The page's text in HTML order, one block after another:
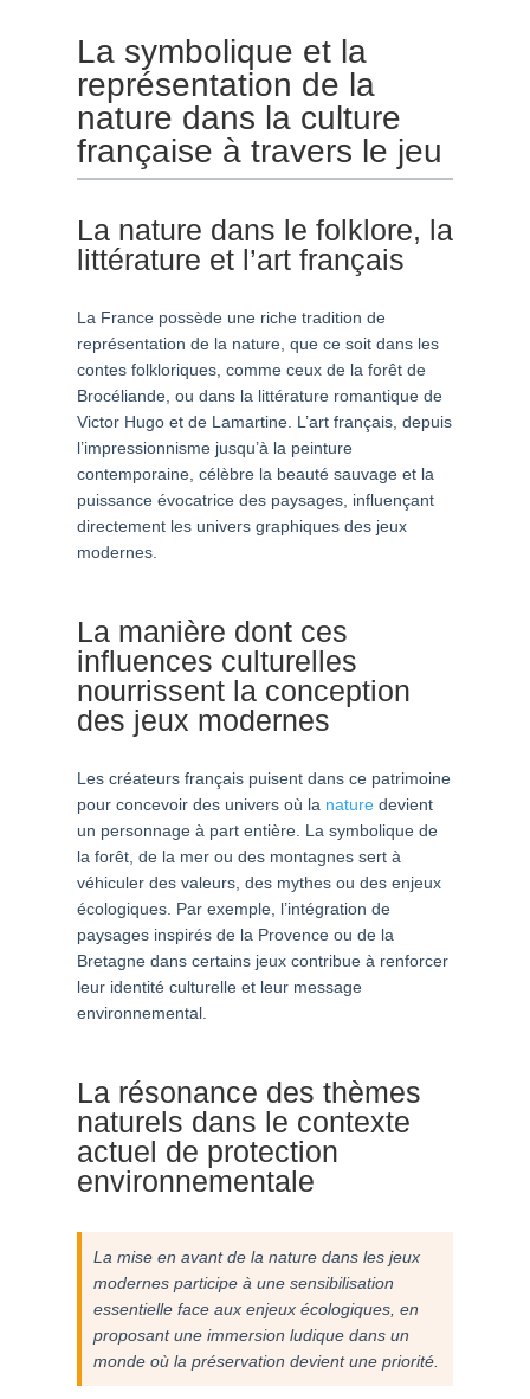
La symbolique et la
représentation de la
nature dans la culture
française à travers le jeu
La nature dans le folklore, la
littérature et l’art français
La France possède une riche tradition de
représentation de la nature, que ce soit dans les
contes folkloriques, comme ceux de la forêt de
Brocéliande, ou dans la littérature romantique de
Victor Hugo et de Lamartine. L’art français, depuis
l’impressionnisme jusqu’à la peinture
contemporaine, célèbre la beauté sauvage et la
puissance évocatrice des paysages, influençant
directement les univers graphiques des jeux
modernes.
La manière dont ces
influences culturelles
nourrissent la conception
des jeux modernes
Les créateurs français puisent dans ce patrimoine
pour concevoir des univers où la naturedevient
un personnage à part entière. La symbolique de
la forêt, de la mer ou des montagnes sert à
véhiculer des valeurs, des mythes ou des enjeux
écologiques. Par exemple, l’intégration de
paysages inspirés de la Provence ou de la
Bretagne dans certains jeux contribue à renforcer
leur identité culturelle et leur message
environnemental.
La résonance des thèmes
naturels dans le contexte
actuel de protection
environnementale
La mise en avant de la nature dans les jeux
modernes participe à une sensibilisation
essentielle face aux enjeux écologiques, en
proposant une immersion ludique dans un
monde où la préservation devient une priorité.